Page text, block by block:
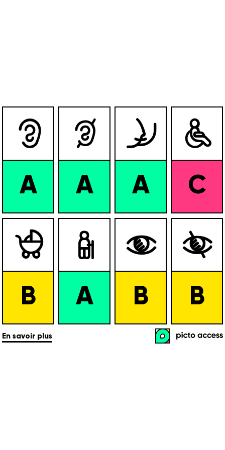

A

A

A

C

B

A

B

B
En savoir plus